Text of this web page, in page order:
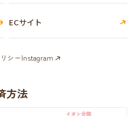
ECサイト
シーInstagram
方法